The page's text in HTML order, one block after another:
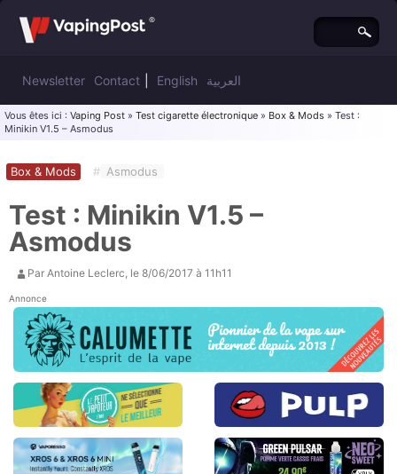
Newsletter Contact English العربية
Vous êtes ici : Vaping Post » Test cigarette électronique » Box & Mods » Test :
Minikin V1.5 – Asmodus
Test : Minikin V1.5 –
Asmodus
Box & Mods # Asmodus
Par Antoine Leclerc, le 8/06/2017 à 11h11
Annonce